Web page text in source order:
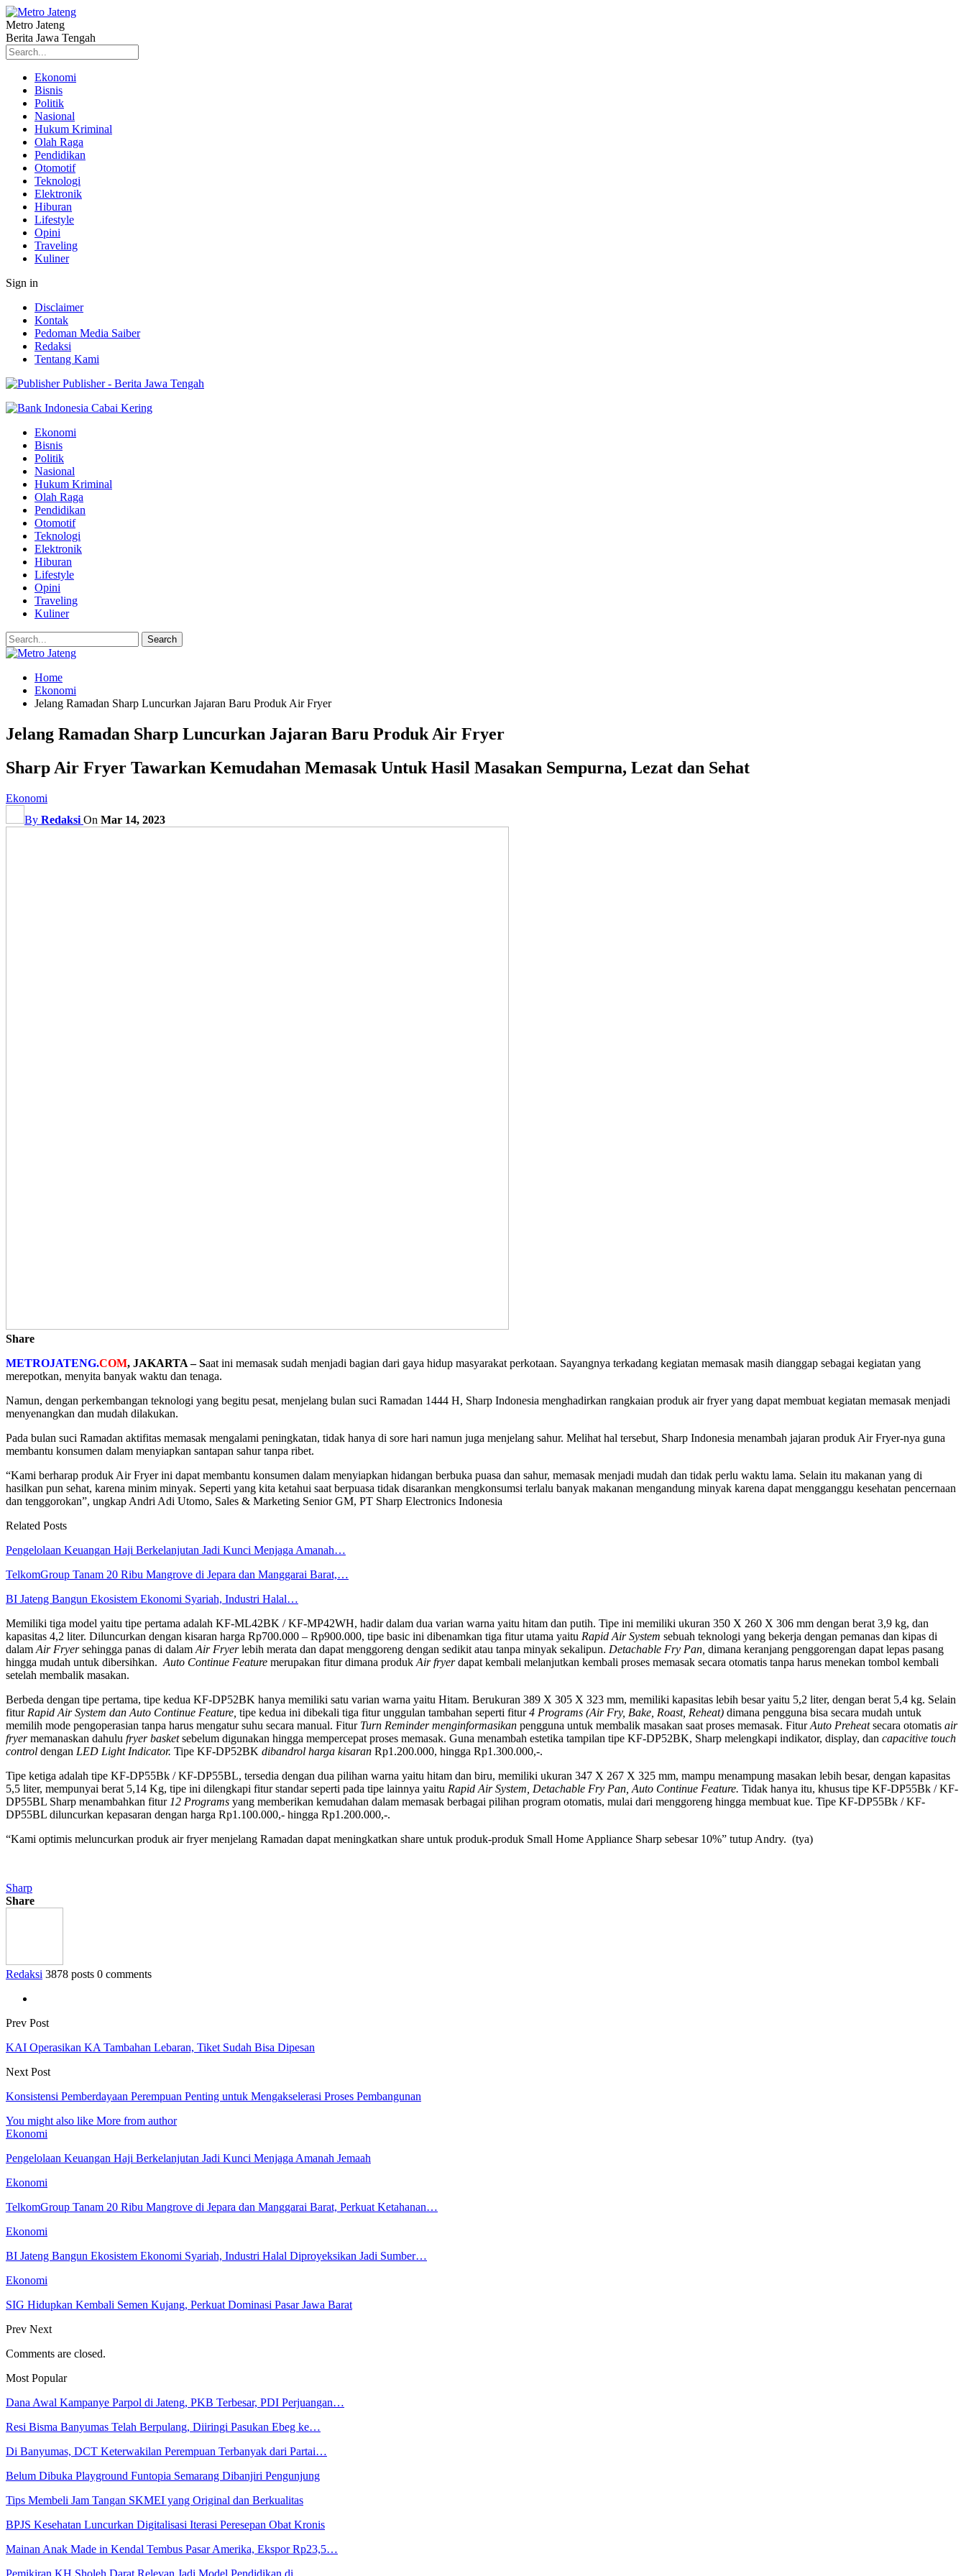
Metro Jateng
Berita Jawa Tengah
Ekonomi
Bisnis
Politik
Nasional
Hukum Kriminal
Olah Raga
Pendidikan
Otomotif
Teknologi
Elektronik
Hiburan
Lifestyle
Opini
Traveling
Kuliner
Sign in
Disclaimer
Kontak
Pedoman Media Saiber
Redaksi
Tentang Kami
Publisher - Berita Jawa Tengah
Ekonomi
Bisnis
Politik
Nasional
Hukum Kriminal
Olah Raga
Pendidikan
Otomotif
Teknologi
Elektronik
Hiburan
Lifestyle
Opini
Traveling
Kuliner
Home
Ekonomi
Jelang Ramadan Sharp Luncurkan Jajaran Baru Produk Air Fryer
Jelang Ramadan Sharp Luncurkan Jajaran Baru Produk Air Fryer
Sharp Air Fryer Tawarkan Kemudahan Memasak Untuk Hasil Masakan Sempurna, Lezat dan Sehat
Ekonomi
By Redaksi On Mar 14, 2023
Share
METROJATENG.COM, JAKARTA – Saat ini memasak sudah menjadi bagian dari gaya hidup masyarakat perkotaan. Sayangnya terkadang kegiatan memasak masih dianggap sebagai kegiatan yang
merepotkan, menyita banyak waktu dan tenaga.
Namun, dengan perkembangan teknologi yang begitu pesat, menjelang bulan suci Ramadan 1444 H, Sharp Indonesia menghadirkan rangkaian produk air fryer yang dapat membuat kegiatan memasak menjadi
menyenangkan dan mudah dilakukan.
Pada bulan suci Ramadan aktifitas memasak mengalami peningkatan, tidak hanya di sore hari namun juga menjelang sahur. Melihat hal tersebut, Sharp Indonesia menambah jajaran produk Air Fryer-nya guna
membantu konsumen dalam menyiapkan santapan sahur tanpa ribet.
“Kami berharap produk Air Fryer ini dapat membantu konsumen dalam menyiapkan hidangan berbuka puasa dan sahur, memasak menjadi mudah dan tidak perlu waktu lama. Selain itu makanan yang di
hasilkan pun sehat, karena minim minyak. Seperti yang kita ketahui saat berpuasa tidak disarankan mengkonsumsi terlalu banyak makanan mengandung minyak karena dapat mengganggu kesehatan pencernaan
dan tenggorokan”, ungkap Andri Adi Utomo, Sales & Marketing Senior GM, PT Sharp Electronics Indonesia
Related Posts
Pengelolaan Keuangan Haji Berkelanjutan Jadi Kunci Menjaga Amanah…
TelkomGroup Tanam 20 Ribu Mangrove di Jepara dan Manggarai Barat,…
BI Jateng Bangun Ekosistem Ekonomi Syariah, Industri Halal…
Memiliki tiga model yaitu tipe pertama adalah KF-ML42BK / KF-MP42WH, hadir dalam dua varian warna yaitu hitam dan putih. Tipe ini memiliki ukuran 350 X 260 X 306 mm dengan berat 3,9 kg, dan
kapasitas 4,2 liter. Diluncurkan dengan kisaran harga Rp700.000 – Rp900.000, tipe basic ini dibenamkan tiga fitur utama yaitu Rapid Air System sebuah teknologi yang bekerja dengan pemanas dan kipas di
dalam Air Fryersehingga panas di dalam Air Fryerlebih merata dan dapat menggoreng dengan sedikit atau tanpa minyak sekalipun. Detachable Fry Pan, dimana keranjang penggorengan dapat lepas pasang
hingga mudah untuk dibersihkan. Auto Continue Feature merupakan fitur dimana produk Air fryerdapat kembali melanjutkan kembali proses memasak secara otomatis tanpa harus menekan tombol kembali
setelah membalik masakan.
Berbeda dengan tipe pertama, tipe kedua KF-DP52BK hanya memiliki satu varian warna yaitu Hitam. Berukuran 389 X 305 X 323 mm, memiliki kapasitas lebih besar yaitu 5,2 liter, dengan berat 5,4 kg. Selain
fitur Rapid Air System dan Auto Continue Feature, tipe kedua ini dibekali tiga fitur unggulan tambahan seperti fitur4 Programs (Air Fry, Bake, Roast, Reheat) dimana pengguna bisa secara mudah untuk
memilih mode pengoperasian tanpa harus mengatur suhu secara manual. Fitur Turn Reminder menginformasikan pengguna untuk membalik masakan saat proses memasak. FiturAuto Preheatsecara otomatis air
fryermemanaskan dahulu fryer basketsebelum digunakan hingga mempercepat proses memasak. Guna menambah estetika tampilan tipe KF-DP52BK, Sharp melengkapi indikator, display, dan capacitive touch
control dengan LED Light Indicator. Tipe KF-DP52BK dibandrol harga kisaran Rp1.200.000, hingga Rp1.300.000,-.
Tipe ketiga adalah tipe KF-DP55Bk / KF-DP55BL, tersedia dengan dua pilihan warna yaitu hitam dan biru, memiliki ukuran 347 X 267 X 325 mm, mampu menampung masakan lebih besar, dengan kapasitas
5,5 liter, mempunyai berat 5,14 Kg, tipe ini dilengkapi fitur standar seperti pada tipe lainnya yaitu Rapid Air System, Detachable Fry Pan, Auto Continue Feature. Tidak hanya itu, khusus tipe KF-DP55Bk / KF-
DP55BL Sharp menambahkan fitur12 Programs yang memberikan kemudahan dalam memasak berbagai pilihan program otomatis, mulai dari menggoreng hingga membuat kue. Tipe KF-DP55Bk / KF-
DP55BL diluncurkan kepasaran dengan harga Rp1.100.000,- hingga Rp1.200.000,-.
“Kami optimis meluncurkan produk air fryer menjelang Ramadan dapat meningkatkan share untuk produk-produk Small Home Appliance Sharp sebesar 10%” tutup Andry. (tya)
Sharp
Share
Redaksi 3878 posts 0 comments
Prev Post
KAI Operasikan KA Tambahan Lebaran, Tiket Sudah Bisa Dipesan
Next Post
Konsistensi Pemberdayaan Perempuan Penting untuk Mengakselerasi Proses Pembangunan
You might also like More from author
Ekonomi
Pengelolaan Keuangan Haji Berkelanjutan Jadi Kunci Menjaga Amanah Jemaah
Ekonomi
TelkomGroup Tanam 20 Ribu Mangrove di Jepara dan Manggarai Barat, Perkuat Ketahanan…
Ekonomi
BI Jateng Bangun Ekosistem Ekonomi Syariah, Industri Halal Diproyeksikan Jadi Sumber…
Ekonomi
SIG Hidupkan Kembali Semen Kujang, Perkuat Dominasi Pasar Jawa Barat
Prev Next
Comments are closed.
Most Popular
Dana Awal Kampanye Parpol di Jateng, PKB Terbesar, PDI Perjuangan…
Resi Bisma Banyumas Telah Berpulang, Diiringi Pasukan Ebeg ke…
Di Banyumas, DCT Keterwakilan Perempuan Terbanyak dari Partai…
Belum Dibuka Playground Funtopia Semarang Dibanjiri Pengunjung
Tips Membeli Jam Tangan SKMEI yang Original dan Berkualitas
BPJS Kesehatan Luncurkan Digitalisasi Iterasi Peresepan Obat Kronis
Mainan Anak Made in Kendal Tembus Pasar Amerika, Ekspor Rp23,5…
Pemikiran KH Sholeh Darat Relevan Jadi Model Pendidikan di…